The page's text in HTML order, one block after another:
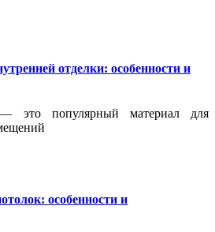
отделки: особенности и
это популярный материал для
особенности и